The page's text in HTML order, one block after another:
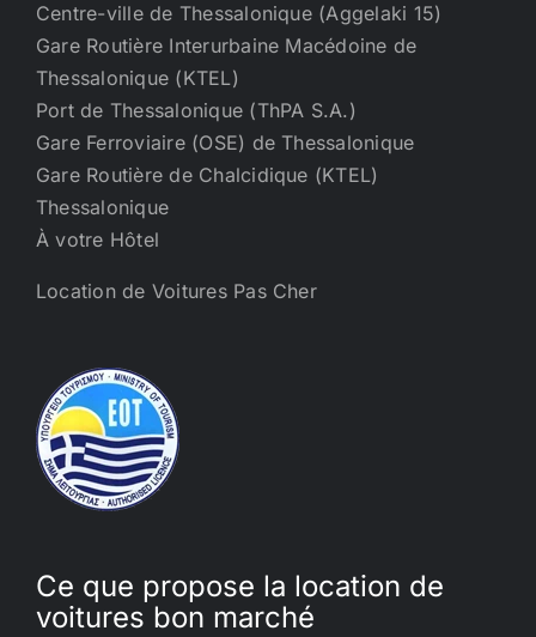
Centre-ville de Thessalonique (Aggelaki 15)
Gare Routière Interurbaine Macédoine de
Thessalonique (KTEL)
Port de Thessalonique (ThPA S.A.)
Gare Ferroviaire (OSE) de Thessalonique
Gare Routière de Chalcidique (KTEL)
Thessalonique
À votre Hôtel
Location de Voitures Pas Cher
Ce que propose la location de
voitures bon marché